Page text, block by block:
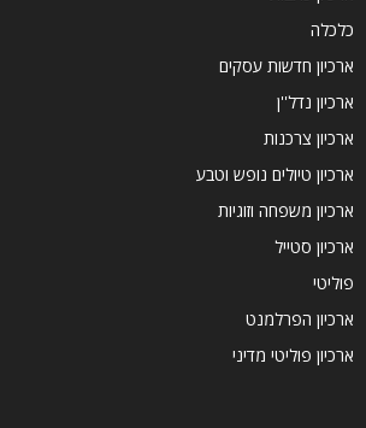
כלכלה
ארכיון חדשות עסקים
ארכיון נדל''ן
ארכיון צרכנות
ארכיון טיולים נופש וטבע
ארכיון משפחה וזוגיות
ארכיון סטייל
פוליטי
ארכיון הפרלמנט
ארכיון פוליטי מדיני